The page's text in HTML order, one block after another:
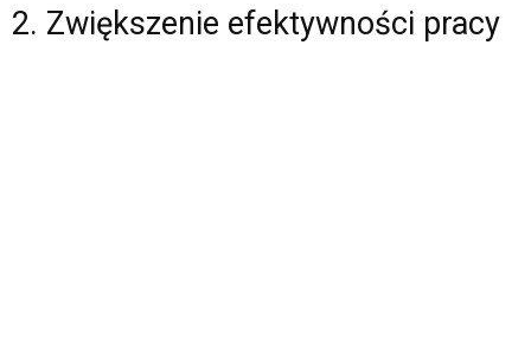
2. Zwiększenie efektywności pracy